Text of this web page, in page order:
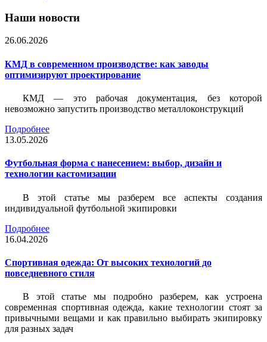
Наши новости
26.06.2026
КМД в современном производстве: как заводы
оптимизируют проектирование
КМД — это рабочая документация, без которой
невозможно запустить производство металлоконструкций
Подробнее
13.05.2026
Футбольная форма с нанесением: выбор, дизайн и
технологии кастомизации
В этой статье мы разберем все аспекты создания
индивидуальной футбольной экипировки
Подробнее
16.04.2026
Спортивная одежда: От высоких технологий до
повседневного стиля
В этой статье мы подробно разберем, как устроена
современная спортивная одежда, какие технологии стоят за
привычными вещами и как правильно выбирать экипировку
для разных задач